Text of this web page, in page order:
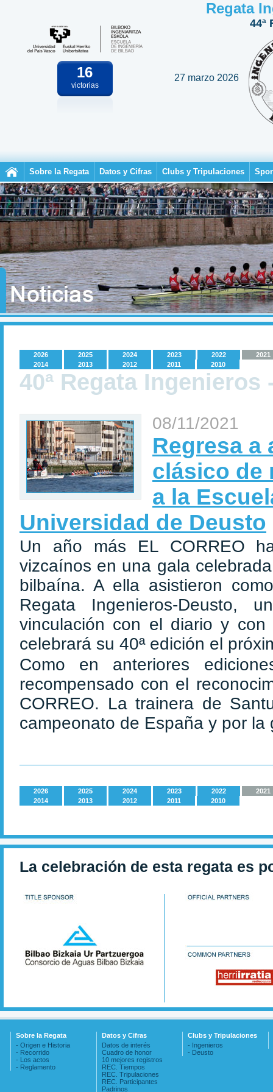
16
victorias
Regata
44ª
27 marzo 2026
Sobre la Regata Datos y Cifras Clubs y Tripulaciones
2026 2025 2024 2023 2022
2021
2014
2013 2012 2011 2010
40ª Regata Ingenieros
08/11/2021
Regresa a
clásico de
a la
Universidad de Deusto
Un año más EL CORREO
vizcaínos en una gala
bilbaína. A ella asistieron
Regata Ingenieros-
vinculación con el diario y
celebrará su 40ª edición el
Como en anteriores
recompensado con el
CORREO. La trainera de
campeonato de España y por
2026 2025 2024 2023 2022
2021
2014
2013 2012 2011 2010
La celebración de esta regata es
Sobre la Regata
- Origen e Historia
- Recorrido
- Los actos
- Reglamento
Datos y Cifras
Datos de interés
Cuadro de honor
10 mejores registros
REC. Tiempos
REC. Tripulaciones
REC. Participantes
Padrinos
Clubs y Tripulaciones
- Ingenieros
- Deusto